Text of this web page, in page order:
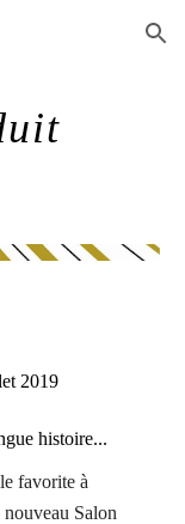
Skip to navigation
histoire...
favorite à
Salon